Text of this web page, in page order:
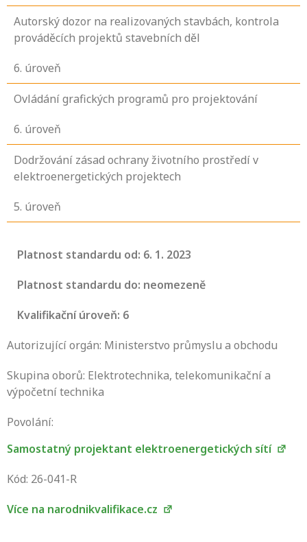
Autorský dozor na realizovaných stavbách, kontrola
prováděcích projektů stavebních děl
6. úroveň
Ovládání grafických programů pro projektování
6. úroveň
Dodržování zásad ochrany životního prostředí v
elektroenergetických projektech
5. úroveň
Platnost standardu od: 6. 1. 2023
Platnost standardu do: neomezeně
Kvalifikační úroveň: 6
Autorizující orgán: Ministerstvo průmyslu a obchodu
Skupina oborů: Elektrotechnika, telekomunikační a
výpočetní technika
Povolání:
Samostatný projektant elektroenergetických sítí
Kód: 26-041-R
Více na narodnikvalifikace.cz
Projděte si seznam profesních kvalifikací.
Víte, jaké dovednosti musíte pro danou